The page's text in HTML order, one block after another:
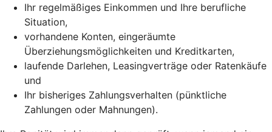
Ihr regelmäßiges Einkommen und Ihre berufliche
Situation,
vorhandene Konten, eingeräumte
Überziehungsmöglichkeiten und Kreditkarten,
laufende Darlehen, Leasingverträge oder Ratenkäufe
und
Ihr bisheriges Zahlungsverhalten (pünktliche
Zahlungen oder Mahnungen).